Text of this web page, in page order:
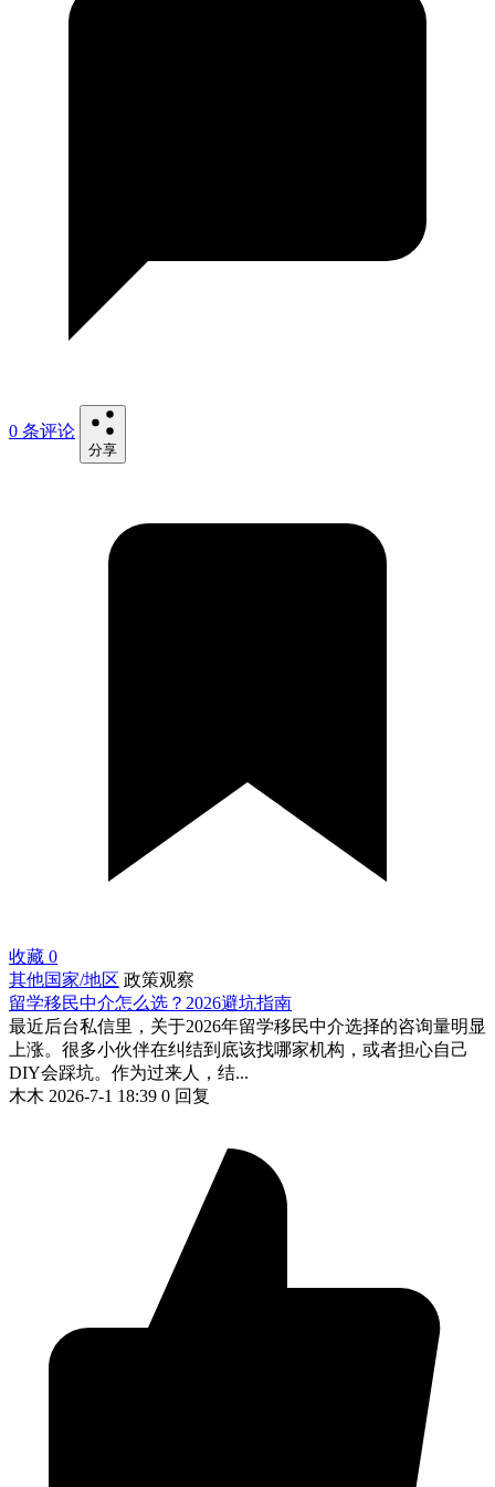
0 条评论
分享
收藏 0
其他国家/地区 政策观察
留学移民中介怎么选？2026避坑指南
最近后台私信里，关于2026年留学移民中介选择的咨询量明显
上涨。很多小伙伴在纠结到底该找哪家机构，或者担心自己
DIY会踩坑。作为过来人，结...
木木 2026-7-1 18:39 0 回复